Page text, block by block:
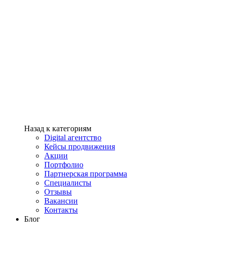
Назад к категориям
Digital агентство
Кейсы продвижения
Акции
Портфолио
Партнерская программа
Специалисты
Отзывы
Вакансии
Контакты
Блог